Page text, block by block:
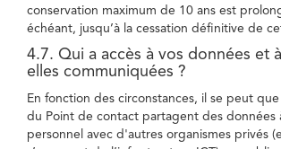
conservation maximum de 10 ans est
échéant, jusqu’à la cessation définitive de
4.7. Qui a accès à vos données et
elles communiquées ?
En fonction des circonstances, il se peut
du Point de contact partagent des données
personnel avec d'autres organismes privés